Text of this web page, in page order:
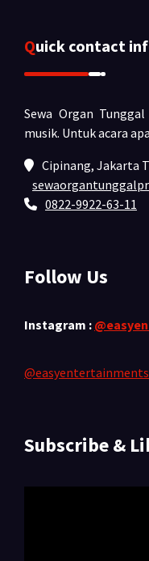
Quick contact
Sewa Organ
musik. Untuk acara
Cipinang, Jakarta
0822-9922-63-11
Follow Us
Instagram :
Subscribe &